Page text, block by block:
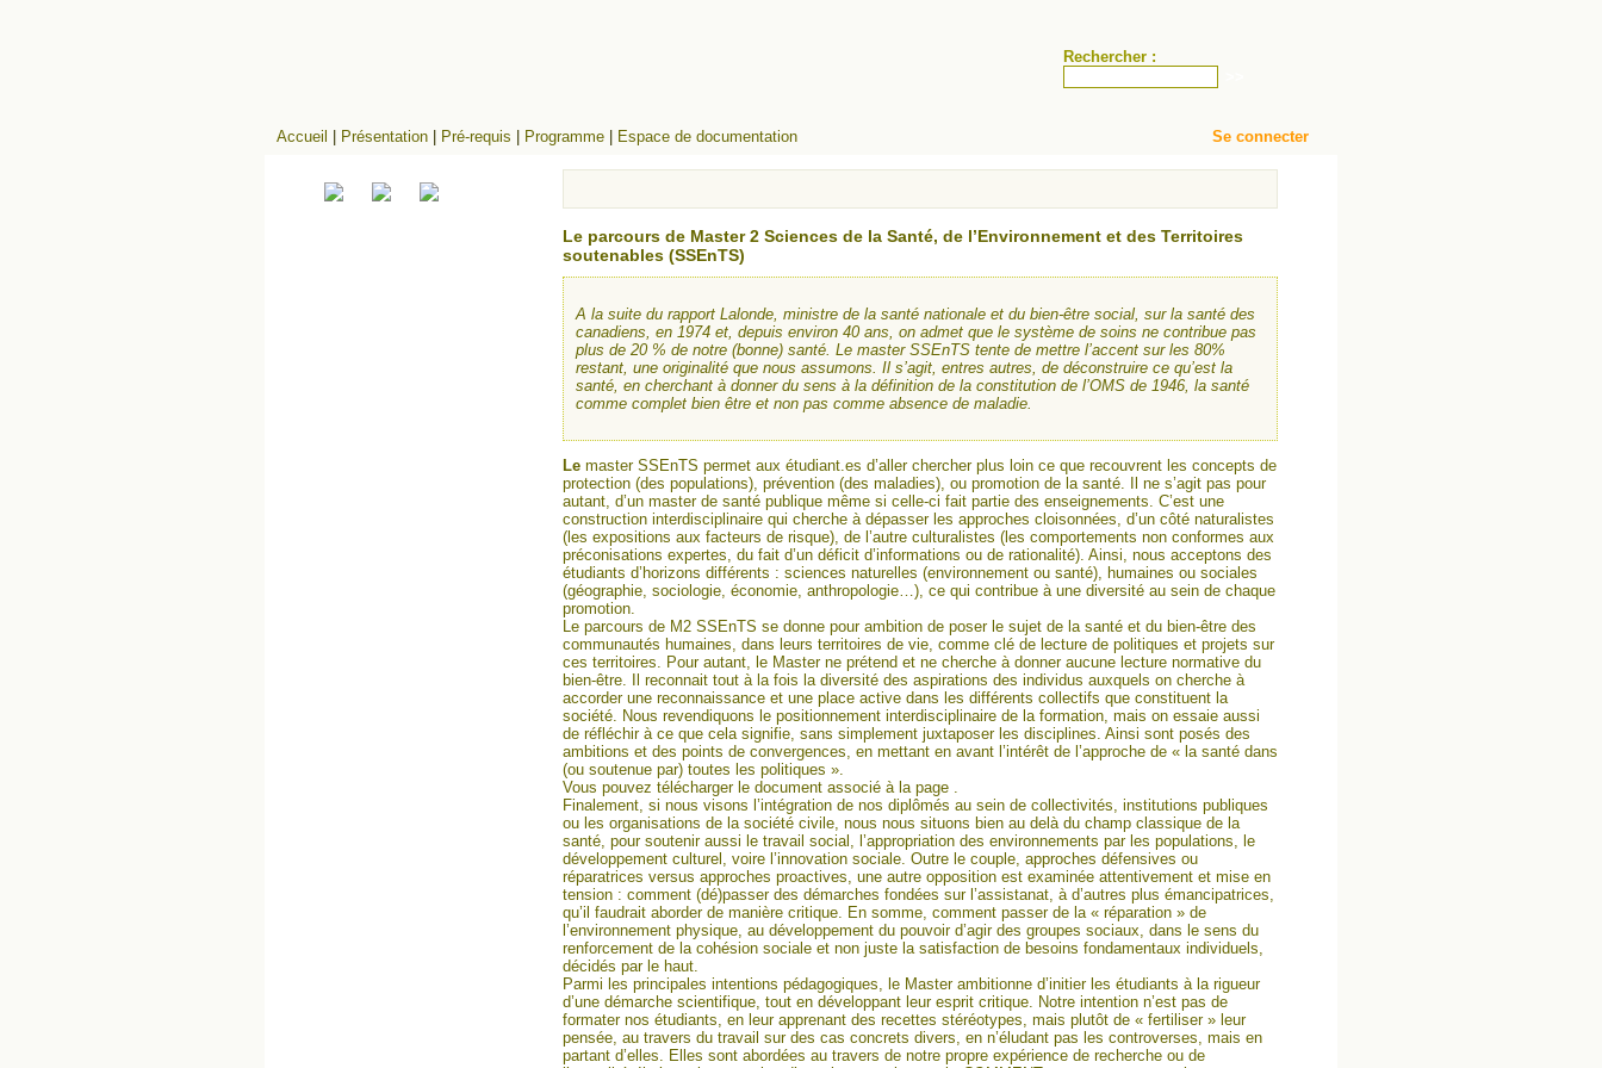
Rechercher :
Accueil Présentation Pré-requis Programme Espace de documentation Se connecter
Le parcours de Master 2 Sciences de la Santé, de l’Environnement et des Territoires
soutenables (SSEnTS)
A la suite du rapport Lalonde, ministre de la santé nationale et du bien-être social, sur la santé des
canadiens, en 1974 et, depuis environ 40 ans, on admet que le système de soins ne contribue pas
plus de 20 % de notre (bonne) santé. Le master SSEnTS tente de mettre l’accent sur les 80%
restant, une originalité que nous assumons. Il s’agit, entres autres, de déconstruire ce qu’est la
santé, en cherchant à donner du sens à la définition de la constitution de l’OMS de 1946, la santé
comme complet bien être et non pas comme absence de maladie.
Le master SSEnTS permet aux étudiant.es d’aller chercher plus loin ce que recouvrent les concepts de
protection (des populations), prévention (des maladies), ou promotion de la santé. Il ne s’agit pas pour
autant, d’un master de santé publique même si celle-ci fait partie des enseignements. C’est une
construction interdisciplinaire qui cherche à dépasser les approches cloisonnées, d’un côté naturalistes
(les expositions aux facteurs de risque), de l’autre culturalistes (les comportements non conformes aux
préconisations expertes, du fait d’un déficit d’informations ou de rationalité). Ainsi, nous acceptons des
étudiants d’horizons différents : sciences naturelles (environnement ou santé), humaines ou sociales
(géographie, sociologie, économie, anthropologie…), ce qui contribue à une diversité au sein de chaque
promotion.
Le parcours de M2 SSEnTS se donne pour ambition de poser le sujet de la santé et du bien-être des
communautés humaines, dans leurs territoires de vie, comme clé de lecture de politiques et projets sur
ces territoires. Pour autant, le Master ne prétend et ne cherche à donner aucune lecture normative du
bien-être. Il reconnait tout à la fois la diversité des aspirations des individus auxquels on cherche à
accorder une reconnaissance et une place active dans les différents collectifs que constituent la
société. Nous revendiquons le positionnement interdisciplinaire de la formation, mais on essaie aussi
de réfléchir à ce que cela signifie, sans simplement juxtaposer les disciplines. Ainsi sont posés des
ambitions et des points de convergences, en mettant en avant l’intérêt de l’approche de « la santé dans
(ou soutenue par) toutes les politiques ».
Vous pouvez télécharger le document associé à la page
Finalement, si nous visons l’intégration de nos diplômés au sein de collectivités, institutions publiques
ou les organisations de la société civile, nous nous situons bien au delà du champ classique de la
santé, pour soutenir aussi le travail social, l’appropriation des environnements par les populations, le
développement culturel, voire l’innovation sociale. Outre le couple, approches défensives ou
réparatrices versus approches proactives, une autre opposition est examinée attentivement et mise en
tension : comment (dé)passer des démarches fondées sur l’assistanat, à d’autres plus émancipatrices,
qu’il faudrait aborder de manière critique. En somme, comment passer de la « réparation » de
l’environnement physique, au développement du pouvoir d’agir des groupes sociaux, dans le sens du
renforcement de la cohésion sociale et non juste la satisfaction de besoins fondamentaux individuels,
décidés par le haut.
Parmi les principales intentions pédagogiques, le Master ambitionne d’initier les étudiants à la rigueur
d’une démarche scientifique, tout en développant leur esprit critique. Notre intention n’est pas de
formater nos étudiants, en leur apprenant des recettes stéréotypes, mais plutôt de « fertiliser » leur
pensée, au travers du travail sur des cas concrets divers, en n’éludant pas les controverses, mais en
partant d’elles. Elles sont abordées au travers de notre propre expérience de recherche ou de